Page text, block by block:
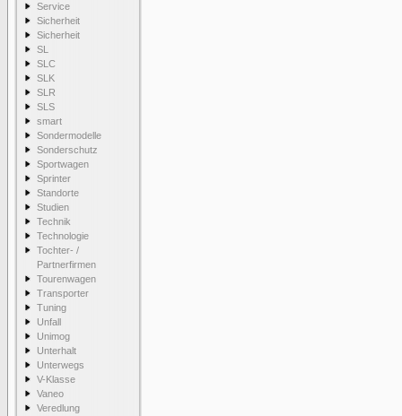
Service
Sicherheit
Sicherheit
SL
SLC
SLK
SLR
SLS
smart
Sondermodelle
Sonderschutz
Sportwagen
Sprinter
Standorte
Studien
Technik
Technologie
Tochter- /
Partnerfirmen
Tourenwagen
Transporter
Tuning
Unfall
Unimog
Unterhalt
Unterwegs
V-Klasse
Vaneo
Veredlung